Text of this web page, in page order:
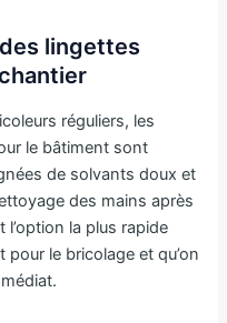
lingettes
réguliers, les
le bâtiment sont
de solvants doux et
des mains après
l’option la plus rapide
pour le bricolage et qu’on